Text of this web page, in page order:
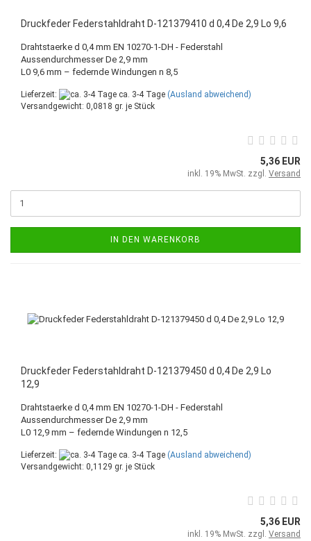
Druckfeder Federstahldraht D-121379410 d 0,4 De 2,9 Lo 9,6
Drahtstaerke d 0,4 mm EN 10270-1-DH - Federstahl
Aussendurchmesser De 2,9 mm
L0 9,6 mm – federnde Windungen n 8,5
Lieferzeit: ca. 3-4 Tage (Ausland abweichend)
Versandgewicht: 0,0818 gr. je Stück
5,36 EUR
inkl. 19% MwSt. zzgl. Versand
IN DEN WARENKORB
Druckfeder Federstahldraht D-121379450 d 0,4 De 2,9 Lo
12,9
Drahtstaerke d 0,4 mm EN 10270-1-DH - Federstahl
Aussendurchmesser De 2,9 mm
L0 12,9 mm – federnde Windungen n 12,5
Lieferzeit: ca. 3-4 Tage (Ausland abweichend)
Versandgewicht: 0,1129 gr. je Stück
5,36 EUR
inkl. 19% MwSt. zzgl. Versand